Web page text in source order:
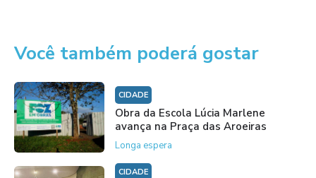
Você também poderá gostar
CIDADE
Obra da Escola Lúcia Marlene
avança na Praça das Aroeiras
Longa espera
CIDADE